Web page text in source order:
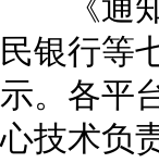
《通知
民银行等
示。各平
心技术负